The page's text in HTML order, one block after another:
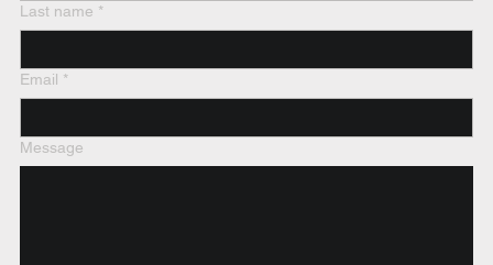
Last name *
Email *
Message